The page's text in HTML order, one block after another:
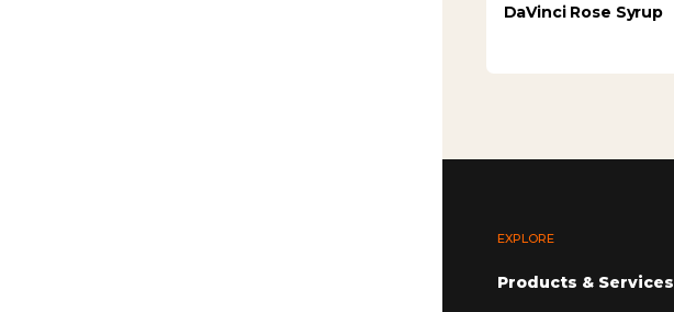
DaVinci Rose Syrup
EXPLORE
Products & Services